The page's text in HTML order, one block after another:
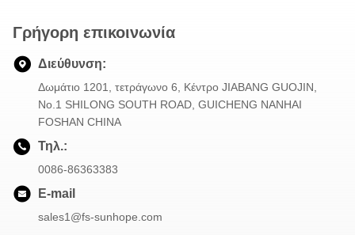
Γρήγορη επικοινωνία
Διεύθυνση:
Δωμάτιο 1201, τετράγωνο 6, Κέντρο JIABANG GUOJIN,
Νο.1 SHILONG SOUTH ROAD, GUICHENG NANHAI
FOSHAN CHINA
Τηλ.:
0086-86363383
E-mail
sales1@fs-sunhope.com